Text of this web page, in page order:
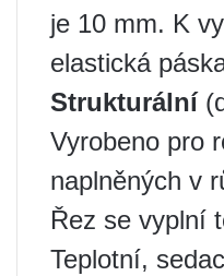
je 10 mm. K
elastická
Strukturální
Vyrobeno pro
naplněných v
Řez se vyplní
Teplotní,